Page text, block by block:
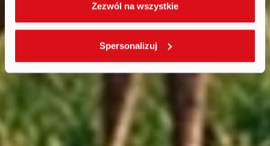
Zezwól na wszystkie
Spersonalizuj